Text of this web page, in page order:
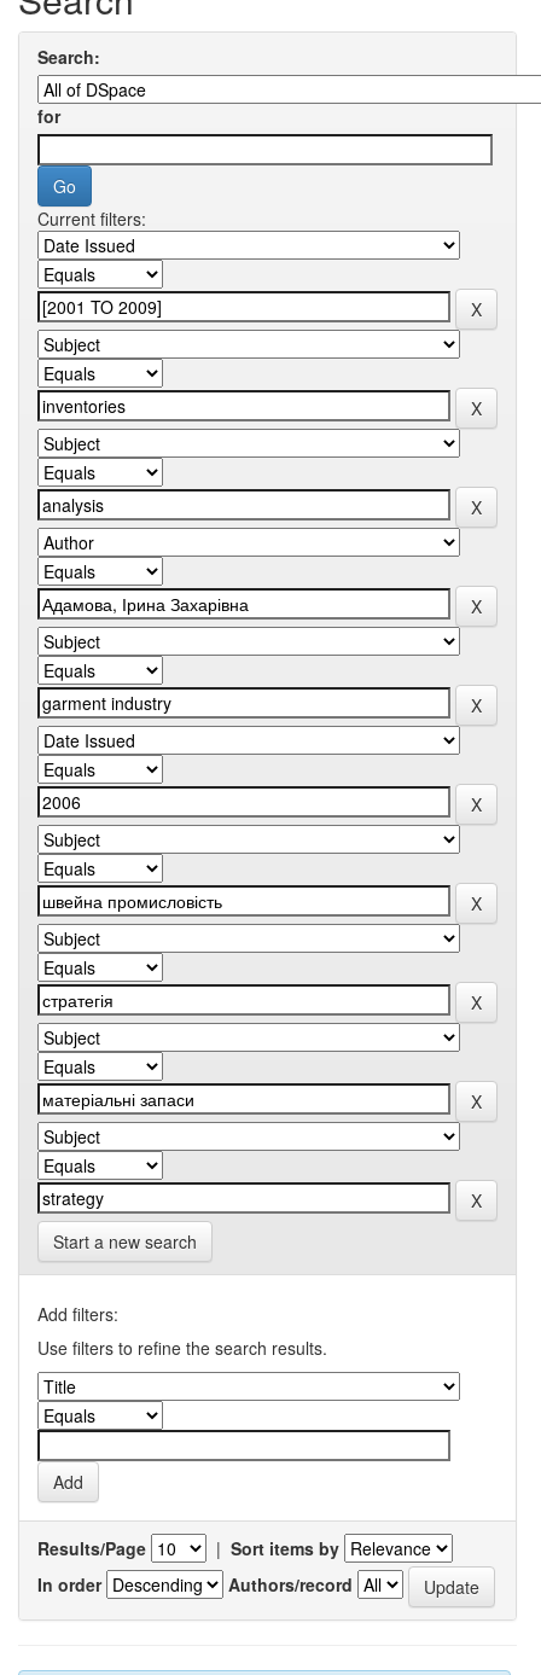
Search:
for
Current filters:
Start a new search
Add filters:
Use filters to refine the search results.
Results/Page | Sort items by
In order
Authors/record